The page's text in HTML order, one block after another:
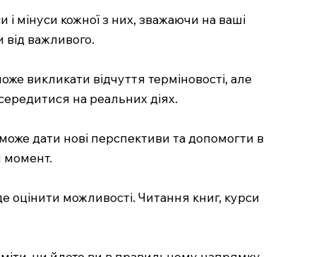
і мінуси кожної з них, зважаючи на ваші
від важливого.
викликати відчуття терміновості, але
на реальних діях.
дати нові перспективи та допомогти в
момент.
оцінити можливості. Читання книг, курси